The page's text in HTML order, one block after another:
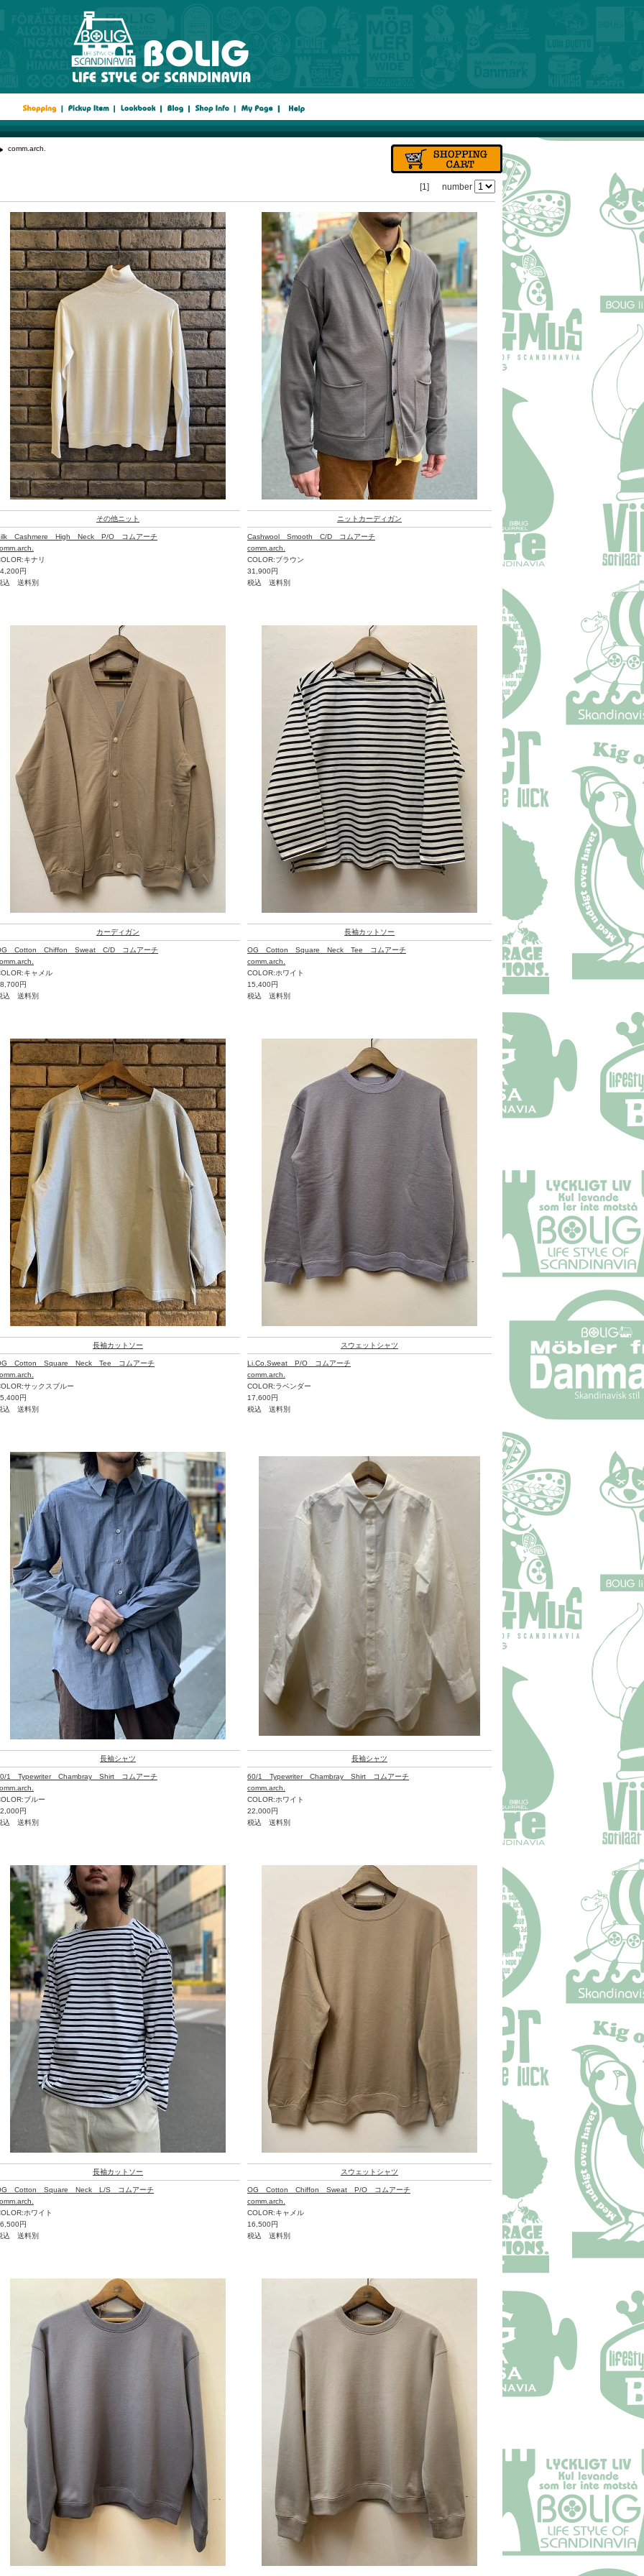
comm.arch.
[1] number
その他ニット
Cashmere High Neck P/O コムアーチ
キナリ
円
込 送料別
ニットカーディガン
Cashwool Smooth C/D コムアーチ
comm.arch.
COLOR:ブラウン
31,900円
税込 送料別
カーディガン
Cotton Chiffon Sweat C/D コムアーチ
キャメル
円
込 送料別
長袖カットソー
OG Cotton Square Neck Tee コムアーチ
comm.arch.
COLOR:ホワイト
15,400円
税込 送料別
長袖カットソー
Cotton Square Neck Tee コムアーチ
サックスブルー
円
込 送料別
スウェットシャツ
Li.Co.Sweat P/O コムアーチ
comm.arch.
COLOR:ラベンダー
17,600円
税込 送料別
長袖シャツ
1 Typewriter Chambray Shirt コムアーチ
ブルー
円
込 送料別
長袖シャツ
60/1 Typewriter Chambray Shirt コムアーチ
comm.arch.
COLOR:ホワイト
22,000円
税込 送料別
長袖カットソー
Cotton Square Neck L/S コムアーチ
ホワイト
円
込 送料別
スウェットシャツ
OG Cotton Chiffon Sweat P/O コムアーチ
comm.arch.
COLOR:キャメル
16,500円
税込 送料別